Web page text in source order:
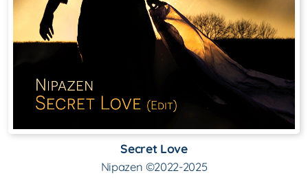
Secret Love
Nipazen ©2022-2025